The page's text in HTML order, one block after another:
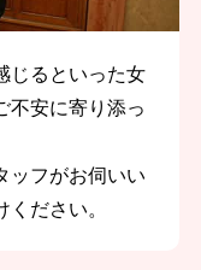
じるといった女
不安に寄り添っ
ッフがお伺いい
ださい。